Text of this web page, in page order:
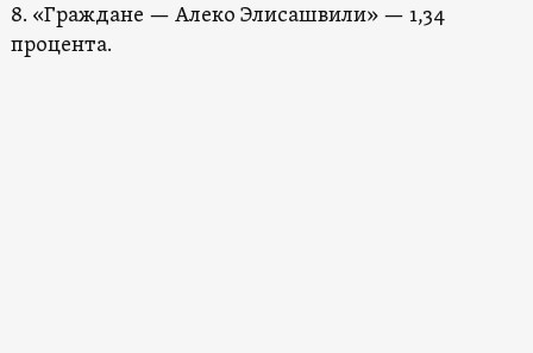
8. «Граждане — Алеко Элисашвили» — 1,34
процента.